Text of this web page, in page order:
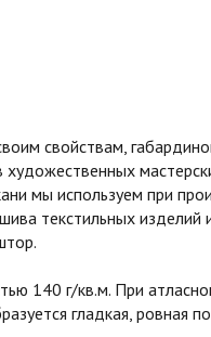
свойствам,
мы используем при
текстильных
140 г/кв.м. При
гладкая, ровная